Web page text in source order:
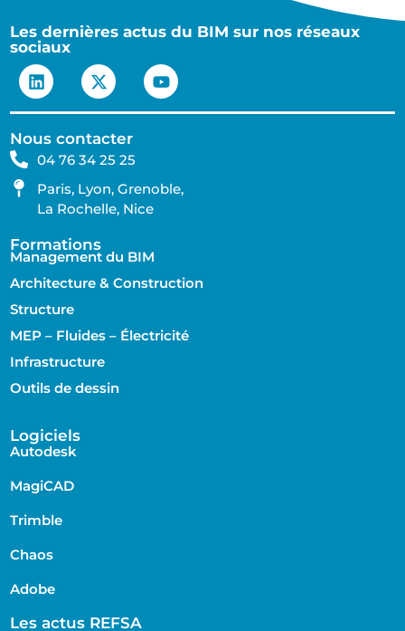
Les dernières actus du BIM sur nos réseaux
sociaux
Nous contacter
04 76 34 25 25
Paris, Lyon, Grenoble,
La Rochelle, Nice
Formations
Management du BIM
Architecture & Construction
Structure
MEP – Fluides – Électricité
Infrastructure
Outils de dessin
Logiciels
Autodesk
MagiCAD
Trimble
Chaos
Adobe
Les actus REFSA